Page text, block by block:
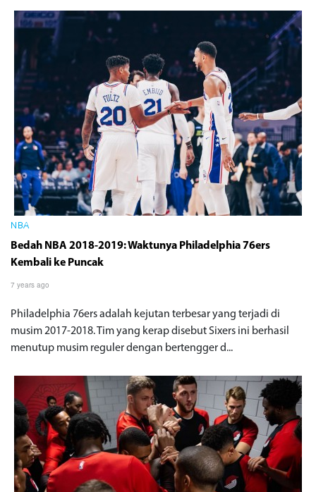
NBA
Bedah NBA 2018-2019: Waktunya Philadelphia 76ers
Kembali ke Puncak
7 years ago
Philadelphia 76ers adalah kejutan terbesar yang terjadi di
musim 2017-2018. Tim yang kerap disebut Sixers ini berhasil
menutup musim reguler dengan bertengger d...